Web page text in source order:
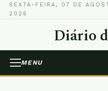
SEXTA-FEIRA, 07 DE
2026
Diário
MENU